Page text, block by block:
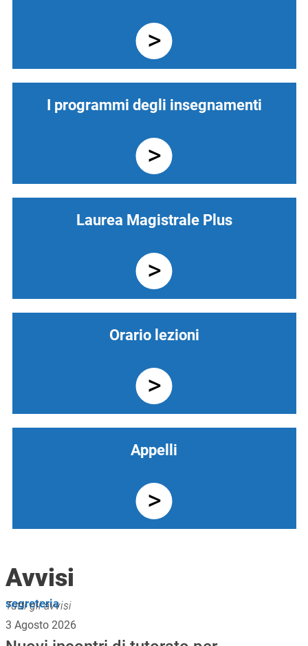
I programmi degli insegnamenti
Laurea Magistrale Plus
Orario lezioni
Appelli
Tutti gli avvisi
Avvisi
segreteria
3 Agosto 2026